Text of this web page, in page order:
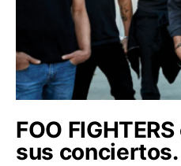
FOO
sus conciertos.